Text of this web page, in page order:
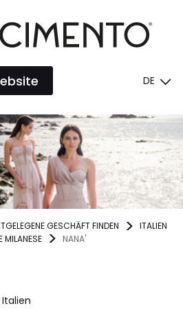
DE
GESCHÄFT FINDEN
ITALIEN
MILANESE NANA'